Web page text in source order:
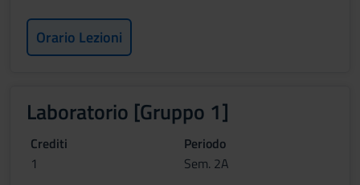
Orario Lezioni
Laboratorio [Gruppo 1]
Crediti
1
Periodo
Sem. 2A